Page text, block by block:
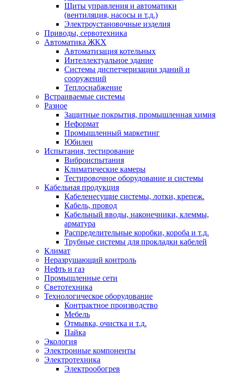
Щиты управления и автоматики
(вентиляция, насосы и т.д.)
Электроустановочные изделия
Приводы, сервотехника
Автоматика ЖКХ
Автоматизация котельных
Интеллектуальное здание
Системы диспетчеризации зданий и
сооружений
Теплоснабжение
Встраиваемые системы
Разное
Защитные покрытия, промышленная химия
Неформат
Промышленный маркетинг
Юбилеи
Испытания, тестирование
Виброиспытания
Климатические камеры
Тестировочное оборудование и системы
Кабельная продукция
Кабеленесущие системы, лотки, крепеж.
Кабель, провод
Кабельный вводы, наконечники, клеммы,
арматура
Распределительные коробки, короба и т.д.
Трубные системы для прокладки кабелей
Климат
Неразрушающий контроль
Нефть и газ
Промышленные сети
Светотехника
Технологическое оборудование
Контрактное производство
Мебель
Отмывка, очистка и т.д.
Пайка
Экология
Электронные компоненты
Электротехника
Электрообогрев